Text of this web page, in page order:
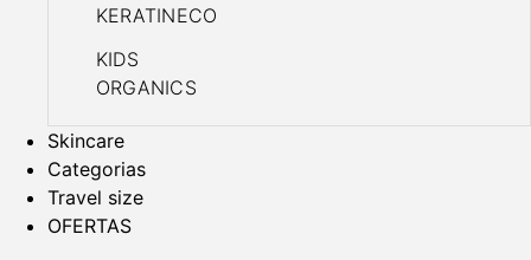
KERATINECO
KIDS
ORGANICS
Skincare
Categorias
Travel size
OFERTAS